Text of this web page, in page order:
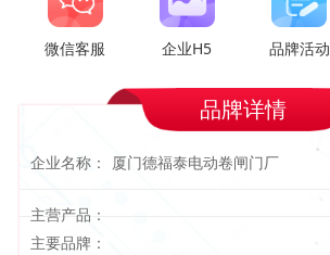
微信客服 企业H5 品牌活动
品牌详情
企业名称： 厦门德福泰电动卷闸门厂
主营产品：
主要品牌：